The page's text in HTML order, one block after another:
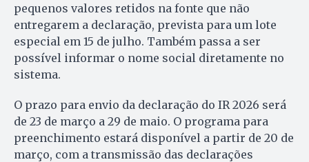
pequenos valores retidos na fonte que não
entregarem a declaração, prevista para um lote
especial em 15 de julho. Também passa a ser
possível informar o nome social diretamente no
sistema.
O prazo para envio da declaração do IR 2026 será
de 23 de março a 29 de maio. O programa para
preenchimento estará disponível a partir de 20 de
março, com a transmissão das declarações